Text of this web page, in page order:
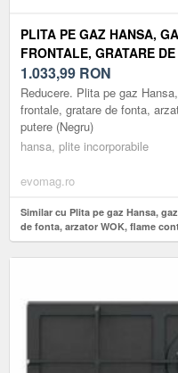
PLITA PE GAZ HANSA,
FRONTALE, GRATARE
CONTROL, 9 TREPTE DE
1.033,99 RON
Reducere. Plita pe gaz
frontale, gratare de fonta,
putere (Negru)
hansa, plite incorporabile
evomag.ro
Similar cu Plita pe gaz Hansa,
de fonta, arzator WOK, flame